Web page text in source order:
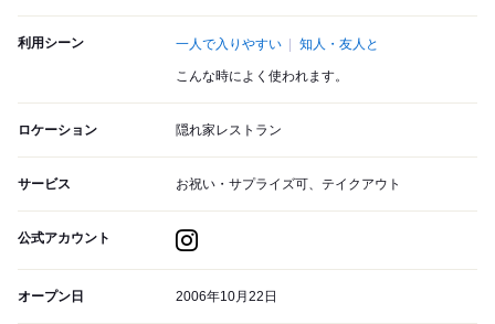
利用シーン 一人で入りやすい 知人・友人と
こんな時によく使われます。
ロケーション 隠れ家レストラン
サービス お祝い・サプライズ可、テイクアウト
公式アカウント
オープン日 2006年10月22日